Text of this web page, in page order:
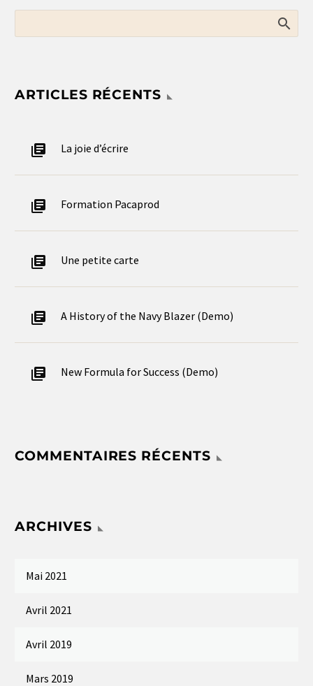
ARTICLES RÉCENTS
La joie d’écrire
Formation Pacaprod
Une petite carte
A History of the Navy Blazer (Demo)
New Formula for Success (Demo)
COMMENTAIRES RÉCENTS
ARCHIVES
Mai 2021
Avril 2021
Avril 2019
Mars 2019